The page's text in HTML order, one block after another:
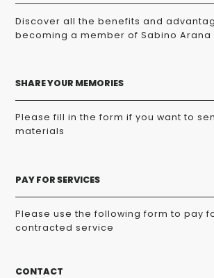
Discover all the benefits and
becoming a member of Sabino Arana
SHARE YOUR MEMORIES
Please fill in the form if you want to
materials
PAY FOR SERVICES
Please use the following form to pay
contracted service
CONTACT